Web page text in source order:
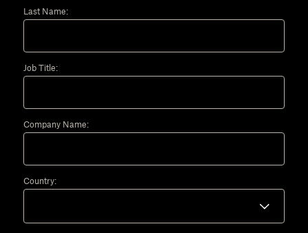
Last Name:
Job Title:
Company Name:
Country: